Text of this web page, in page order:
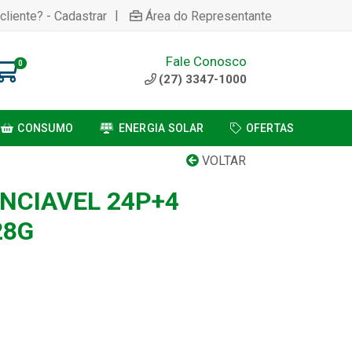
- Cadastrar | Área do Representante
0 Fale Conosco
(27) 3347-1000
CONSUMO ENERGIA SOLAR OFERTAS
VOLTAR
24P+4